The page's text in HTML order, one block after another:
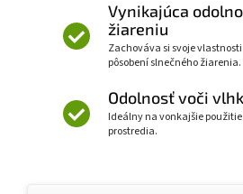
Vynikajúca
žiareniu
Zachováva si svoje
pôsobení slnečného žiarenia.
Odolnosť voči
Ideálny na vonkajšie
prostredia.